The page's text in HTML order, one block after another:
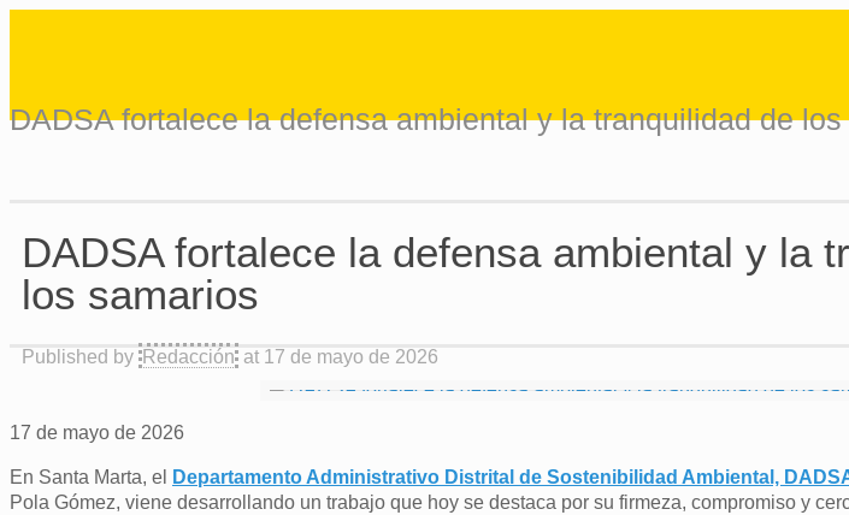
DADSA fortalece la defensa ambiental y la tranquilidad de
DADSA fortalece la defensa ambiental y la
los samarios
Published by Redacción at 17 de mayo de 2026
17 de mayo de 2026
En Santa Marta, el Departamento Administrativo Distrital de Sostenibilidad Ambiental,
Pola Gómez, viene desarrollando un trabajo que hoy se destaca por su firmeza, compromiso y